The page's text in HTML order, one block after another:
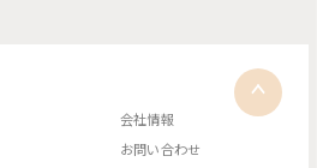
会社情報
お問い合わせ